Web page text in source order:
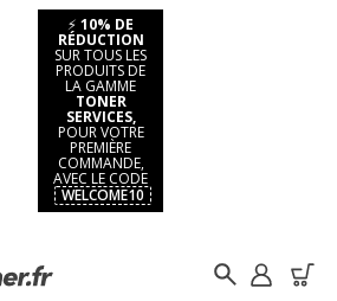
⚡ 10% DE
RÉDUCTION
SUR TOUS LES
PRODUITS DE
LA GAMME
TONER
SERVICES,
POUR VOTRE
PREMIÈRE
COMMANDE,
AVEC LE CODE
WELCOME10